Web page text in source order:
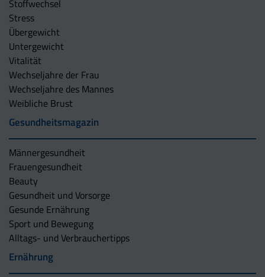
Stoffwechsel
Stress
Übergewicht
Untergewicht
Vitalität
Wechseljahre der Frau
Wechseljahre des Mannes
Weibliche Brust
Gesundheitsmagazin
Männergesundheit
Frauengesundheit
Beauty
Gesundheit und Vorsorge
Gesunde Ernährung
Sport und Bewegung
Alltags- und Verbrauchertipps
Ernährung